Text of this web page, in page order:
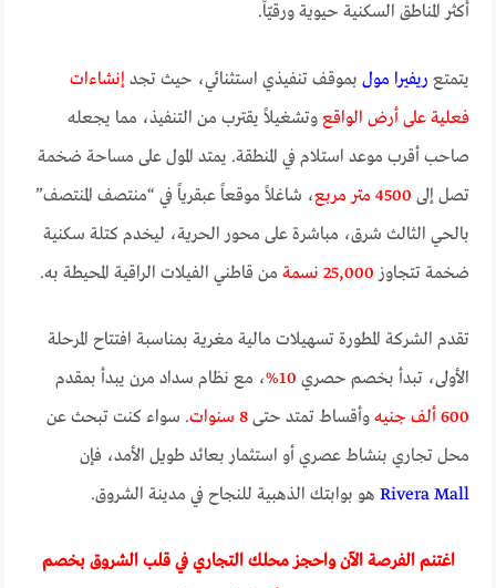
أكثر المناطق السكنية حيوية ورقيّاً.
يتمتع ريفيرا مول بموقف تنفيذي استثنائي، حيث تجد إنشاءات
فعلية على أرض الواقع وتشغيلاً يقترب من التنفيذ، مما يجعله
صاحب أقرب موعد استلام في المنطقة. يمتد المول على مساحة ضخمة
تصل إلى 4500 متر مربع
، شاغلاً موقعاً عبقرياً في “منتصف المنتصف”
بالحي الثالث شرق، مباشرة على محور الحرية، ليخدم كتلة سكنية
ضخمة تتجاوز 25,000 نسمة من قاطني الفيلات الراقية المحيطة به.
تقدم الشركة المطورة تسهيلات مالية مغرية بمناسبة افتتاح المرحلة
الأولى، تبدأ بخصم حصري 10%
، مع نظام سداد مرن يبدأ بمقدم
600 ألف جنيه
وأقساط تمتد حتى8 سنوات
. سواء كنت تبحث عن
محل تجاري بنشاط عصري أو استثمار بعائد طويل الأمد، فإن
Rivera Mall هو بوابتك الذهبية للنجاح في مدينة الشروق.
اغتنم الفرصة الآن واحجز محلك التجاري في قلب الشروق بخصم